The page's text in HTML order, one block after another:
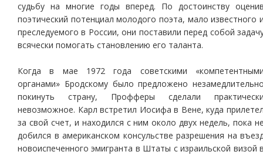
судьбу на многие годы вперед. По достоинству
поэтический потенциал молодого поэта, мало известного
преследуемого в России, они поставили перед собой
всячески помогать становлению его таланта.
Когда в мае 1972 года советскими
органами» Бродскому было предложено
покинуть страну, Профферы сделали
невозможное. Карл встретил Иосифа в Вене, куда
за свой счет, и находился с ним около двух недель, пока
добился в американском консульстве разрешения на
новоиспеченного эмигранта в Штаты с израильской визой